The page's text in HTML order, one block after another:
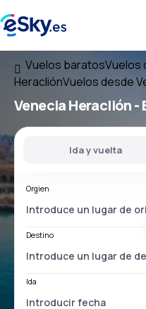
Vuelos baratosVuelos
HeracliónVuelos desde
Venecia Heraclión-
Ida y vuelta
Orgien
Destino
Ida